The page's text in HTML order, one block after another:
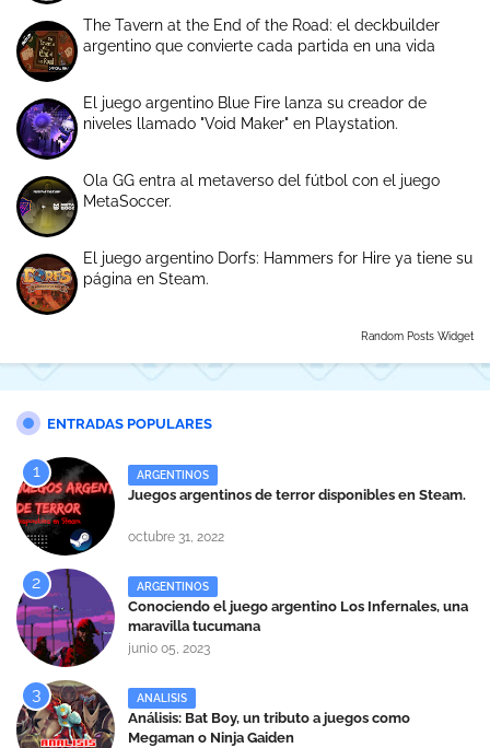
The Tavern at the End of the Road: el deckbuilder
argentino que convierte cada partida en una vida
El juego argentino Blue Fire lanza su creador de
niveles llamado "Void Maker" en Playstation.
Ola GG entra al metaverso del fútbol con el juego
MetaSoccer.
El juego argentino Dorfs: Hammers for Hire ya tiene su
página en Steam.
Random Posts Widget
ENTRADAS POPULARES
ARGENTINOS
Juegos argentinos de terror disponibles en Steam.
octubre 31, 2022
ARGENTINOS
Conociendo el juego argentino Los Infernales, una
maravilla tucumana
junio 05, 2023
ANALISIS
Análisis: Bat Boy, un tributo a juegos como
Megaman o Ninja Gaiden